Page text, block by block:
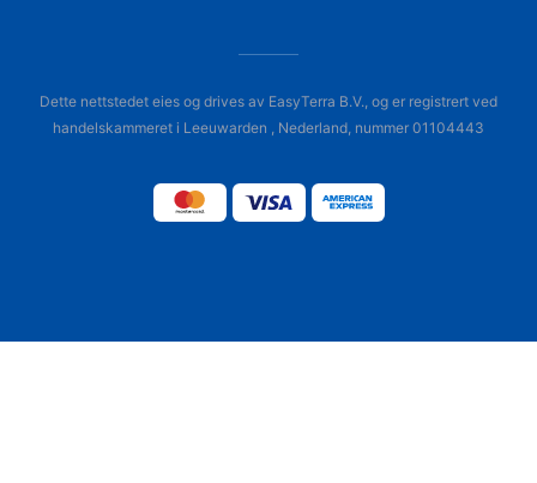
Dette nettstedet eies og drives av EasyTerra B.V., og er registrert ved
handelskammeret i Leeuwarden , Nederland, nummer 01104443